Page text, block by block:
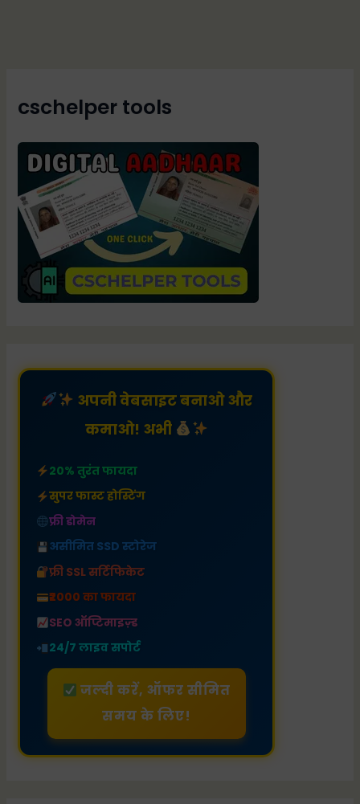
cschelper tools
अपनी वेबसाइट बनाओ और
कमाओ! अभी
20% तुरंत फायदा
सुपर फास्ट होस्टिंग
फ्री डोमेन
असीमित SSD स्टोरेज
फ्री SSL सर्टिफिकेट
₹2000 का फायदा
SEO ऑप्टिमाइज़्ड
24/7 लाइव सपोर्ट
जल्दी करें, ऑफर सीमित
समय के लिए!